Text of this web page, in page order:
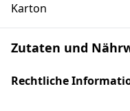
Karton
Zutaten und
Rechtliche